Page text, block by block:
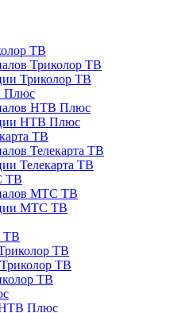
ТВ
Триколор ТВ
Триколор ТВ
Плюс
НТВ Плюс
НТВ Плюс
ТВ
Телекарта ТВ
Телекарта ТВ
ТВ
МТС ТВ
МТС ТВ
ТВ
ТВ
ТВ
ТВ
НТВ Плюс